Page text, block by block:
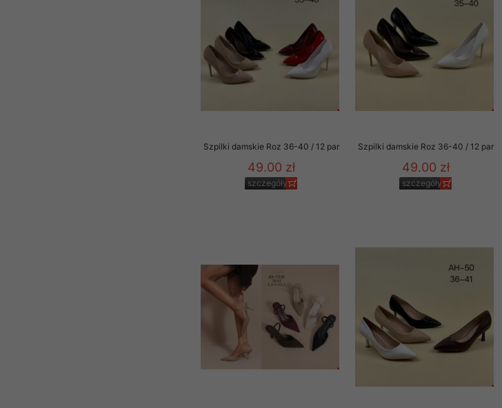
Szpilki damskie Roz 36-40 / 12 par
49.00 zł
szczegóły
Szpilki damskie Roz 36-40 / 12 par
49.00 zł
szczegóły